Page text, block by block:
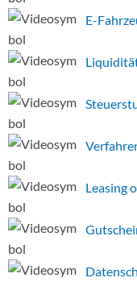
E-
Leasing